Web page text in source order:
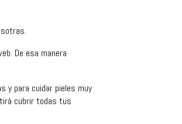
De esa manera
y para cuidar pieles muy
cubrir todas tus